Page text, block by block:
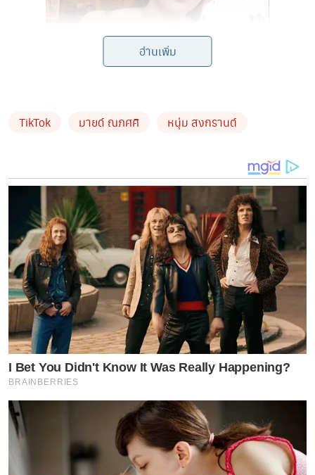
อ่านเพิ่ม
TikTok มายด์ ณภศศิ หนุ่ม สงกรานต์
I Bet You Didn't Know It Was Really Happening?
BRAINBERRIES